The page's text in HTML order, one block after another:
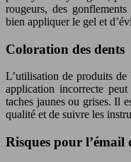
rougeurs, des
bien appliquer le gel et
Coloration des dents
L’utilisation de produits
application incorrecte
taches jaunes ou grises. Il
qualité et de suivre les
Risques pour l’émail